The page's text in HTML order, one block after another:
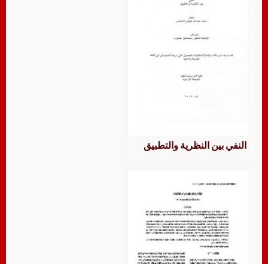
النفي بين النظرية والتطبيق